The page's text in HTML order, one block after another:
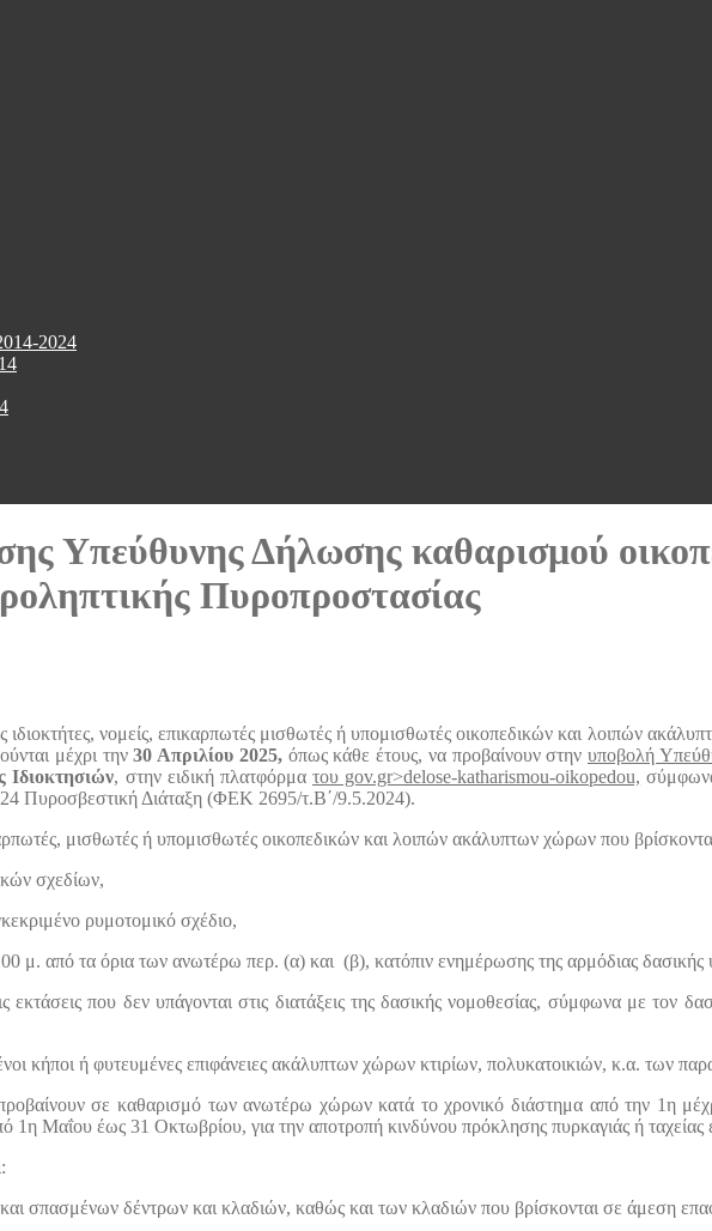
2024
Υπεύθυνης Δήλωσης καθαρισμού
Πυροπροστασίας
νομείς, επικαρπωτές μισθωτές ή υπομισθωτές οικοπεδικών και λοιπών
μέχρι την30 Απριλίου 2025,όπως κάθε έτους, να προβαίνουν στην υποβολή
, στην ειδική πλατφόρματου gov.gr>delose-katharismou-oikopedou,
Πυροσβεστική Διάταξη (ΦΕΚ 2695/τ.Β΄/9.5.2024).
μισθωτές ή υπομισθωτές οικοπεδικών και λοιπών ακάλυπτων χώρων που
σχεδίων,
ρυμοτομικό σχέδιο,
μ. από τα όρια των ανωτέρω περ. (α) και (β), κατόπιν ενημέρωσης της αρμόδιας δασικής
εκτάσεις που δεν υπάγονται στις διατάξεις της δασικής νομοθεσίας, σύμφωνα με τον
κήποι ή φυτευμένες επιφάνειες ακάλυπτων χώρων κτιρίων, πολυκατοικιών, κ.α. των
προβαίνουν σε καθαρισμό των ανωτέρω χώρων κατά το χρονικό διάστημα από την 1η
1η Μαΐου έως 31 Οκτωβρίου, για την αποτροπή κινδύνου πρόκλησης πυρκαγιάς ή ταχείας
σπασμένων δέντρων και κλαδιών, καθώς και των κλαδιών που βρίσκονται σε άμεση